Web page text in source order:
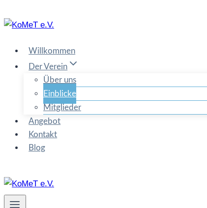
Inhalt
Willkommen
Der Verein
Über uns
Einblicke
Mitglieder
Angebot
Kontakt
Blog